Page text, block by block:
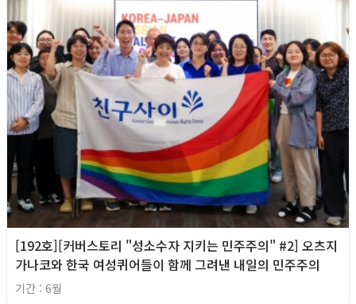
[192호][커버스토리 "성소수자 지키는 민주주의" #2] 오츠지
가나코와 한국 여성퀴어들이 함께 그려낸 내일의 민주주의
기간 : 6월